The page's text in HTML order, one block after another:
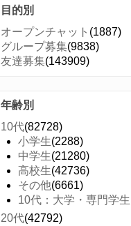
目的別
オープンチャット (1887)
グループ募集(9838)
友達募集(143909)
年齢別
10代(82728)
小学生(2288)
中学生(21280)
高校生(42736)
その他(6661)
10代：大学・専門学生
20代(42792)